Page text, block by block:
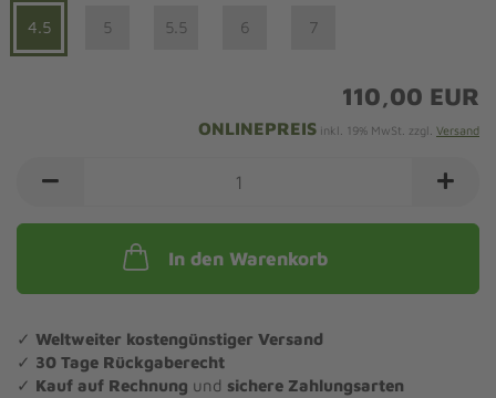
4.5 5 5.5 6 7
110,00 EUR
ONLINEPREIS inkl. 19% MwSt. zzgl. Versand
In den Warenkorb
✓ Weltweiter kostengünstiger Versand
✓ 30 Tage Rückgaberecht
✓ Kauf auf Rechnung und sichere Zahlungsarten